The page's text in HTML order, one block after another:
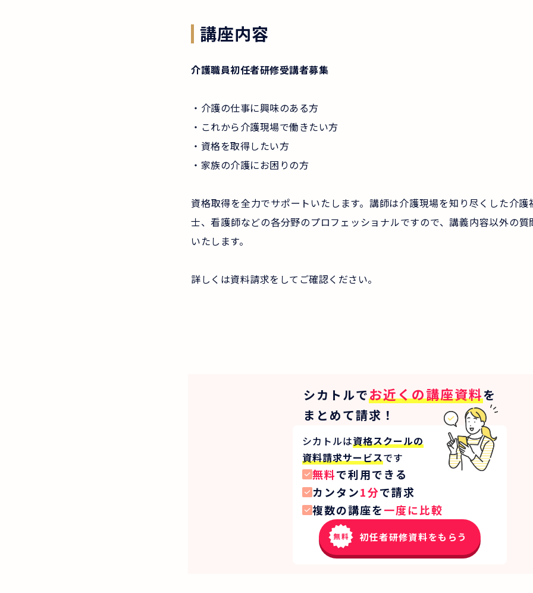
講座内容
介護職員初任者研修受講者募集
・介護の仕事に興味のある方
・これから介護現場で働きたい方
・資格を取得したい方
・家族の介護にお困りの方
資格取得を全力でサポートいたします。講師は介護現場を知り尽くした介護
士、看護師などの各分野のプロフェッショナルですので、講義内容以外の質
いたします。
詳しくは資料請求をしてご確認ください。
シカトルでお近くの講座資料を
まとめて請求！
シカトルは資格スクールの
資料請求サービスです
無料で利用できる
カンタン1分で請求
複数の講座を一度に比較
初任者研修資料をもらう